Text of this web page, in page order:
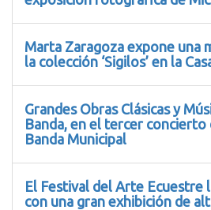
Marta Zaragoza expone una
la colección ‘Sigilos’ en la
Grandes Obras Clásicas y
Banda, en el tercer concierto
Banda Municipal
El Festival del Arte Ecuestre
con una gran exhibición de